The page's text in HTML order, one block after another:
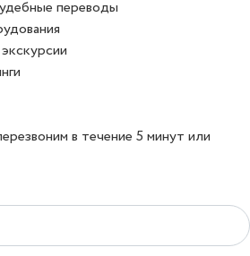
переводы
в течение 5 минут или